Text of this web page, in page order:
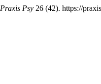
Praxis Psy 26 (42). https://